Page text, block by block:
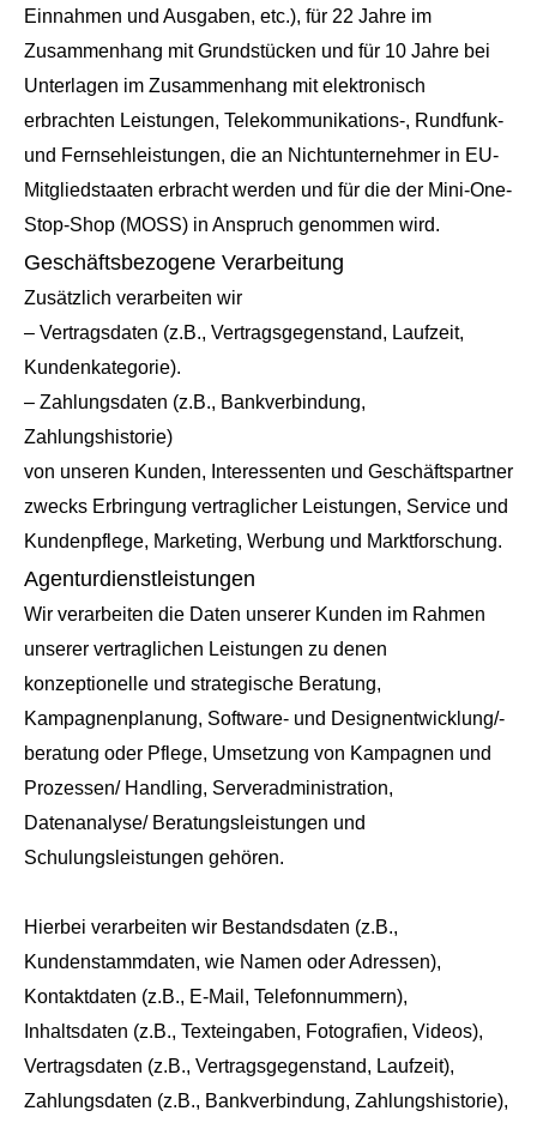
Einnahmen und Ausgaben, etc.), für 22 Jahre im
Zusammenhang mit Grundstücken und für 10 Jahre bei
Unterlagen im Zusammenhang mit elektronisch
erbrachten Leistungen, Telekommunikations-, Rundfunk-
und Fernsehleistungen, die an Nichtunternehmer in EU-
Mitgliedstaaten erbracht werden und für die der Mini-One-
Stop-Shop (MOSS) in Anspruch genommen wird.
Geschäftsbezogene Verarbeitung
Zusätzlich verarbeiten wir
– Vertragsdaten (z.B., Vertragsgegenstand, Laufzeit,
Kundenkategorie).
– Zahlungsdaten (z.B., Bankverbindung,
Zahlungshistorie)
von unseren Kunden, Interessenten und Geschäftspartner
zwecks Erbringung vertraglicher Leistungen, Service und
Kundenpflege, Marketing, Werbung und Marktforschung.
Agenturdienstleistungen
Wir verarbeiten die Daten unserer Kunden im Rahmen
unserer vertraglichen Leistungen zu denen
konzeptionelle und strategische Beratung,
Kampagnenplanung, Software- und Designentwicklung/-
beratung oder Pflege, Umsetzung von Kampagnen und
Prozessen/ Handling, Serveradministration,
Datenanalyse/ Beratungsleistungen und
Schulungsleistungen gehören.
Hierbei verarbeiten wir Bestandsdaten (z.B.,
Kundenstammdaten, wie Namen oder Adressen),
Kontaktdaten (z.B., E-Mail, Telefonnummern),
Inhaltsdaten (z.B., Texteingaben, Fotografien, Videos),
Vertragsdaten (z.B., Vertragsgegenstand, Laufzeit),
Zahlungsdaten (z.B., Bankverbindung, Zahlungshistorie),